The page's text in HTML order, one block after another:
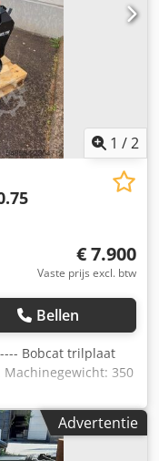
1 /2
€ 7.900
Vaste prijs excl. btw
Bellen
Bobcat trilplaat
Machinegewicht: 350
Machinelengte: 900
mm
Tkoi Toha
mm
Advertentie